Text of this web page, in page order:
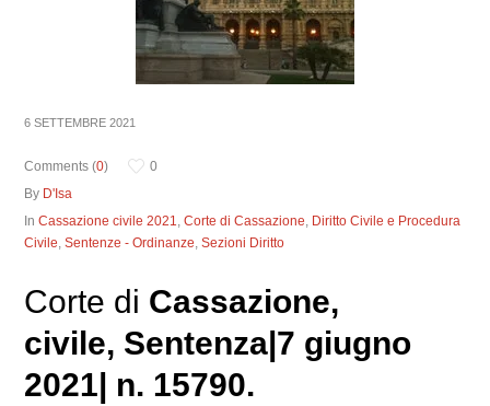
6 SETTEMBRE 2021
Comments (0)
0
By D'Isa
InCassazione civile 2021,Corte di Cassazione, Diritto Civile e Procedura
Civile,Sentenze - Ordinanze,Sezioni Diritto
Corte di Cassazione,
civile, Sentenza|7 giugno
2021| n. 15790.